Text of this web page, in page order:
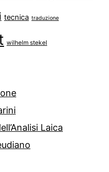
tecnica traduzione
wilhelm stekel
Laica